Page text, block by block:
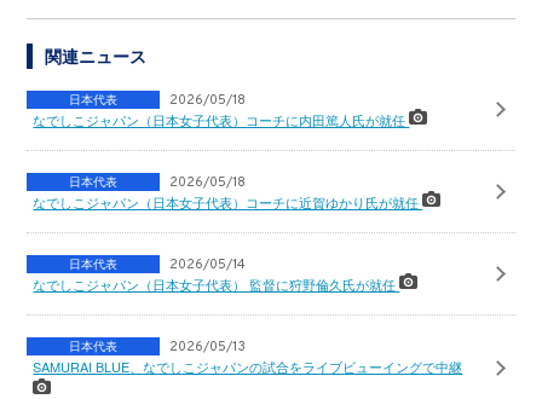
関連ニュース
日本代表 2026/05/18
なでしこジャパン（日本女子代表）コーチに内田篤人氏が就任
日本代表 2026/05/18
なでしこジャパン（日本女子代表）コーチに近賀ゆかり氏が就任
日本代表 2026/05/14
なでしこジャパン（日本女子代表） 監督に狩野倫久氏が就任
日本代表 2026/05/13
SAMURAI BLUE、なでしこジャパンの試合をライブビューイングで中継